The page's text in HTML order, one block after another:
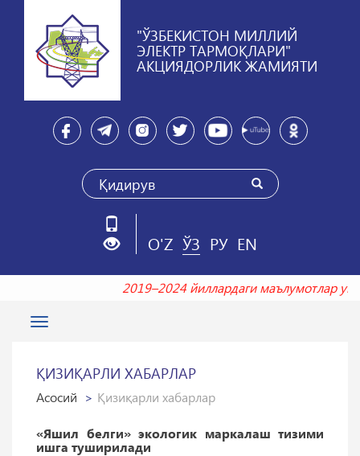
"ЎЗБЕКИСТОН МИЛЛИЙ
ЭЛЕКТР ТАРМОҚЛАРИ"
АКЦИЯДОРЛИК ЖАМИЯТИ
O'Z ЎЗ РУ EN
2019–2024 йиллардаги маълумотлар
Toggle
ҚИЗИҚАРЛИ ХАБАРЛАР
Асосий Қизиқарли хабарлар
«Яшил белги» экологик маркалаш тизими
ишга туширилади